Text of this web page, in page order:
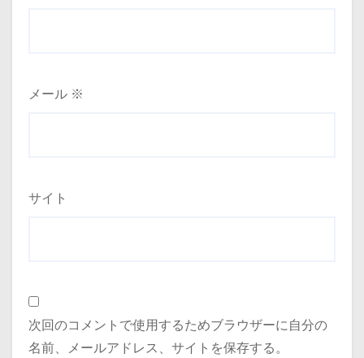
メール ※
サイト
次回のコメントで使用するためブラウザーに自分の
名前、メールアドレス、サイトを保存する。